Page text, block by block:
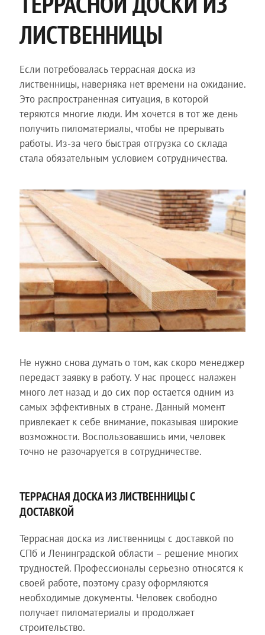
ЛИСТВЕННИЦЫ
Если потребовалась террасная доска из
лиственницы, наверняка нет времени на ожидание.
Это распространенная ситуация, в которой
теряются многие люди. Им хочется в тот же день
получить пиломатериалы, чтобы не прерывать
работы. Из-за чего быстрая отгрузка со склада
стала обязательным условием сотрудничества.
Не нужно снова думать о том, как скоро менеджер
передаст заявку в работу. У нас процесс налажен
много лет назад и до сих пор остается одним из
самых эффективных в стране. Данный момент
привлекает к себе внимание, показывая широкие
возможности. Воспользовавшись ими, человек
точно не разочаруется в сотрудничестве.
ТЕРРАСНАЯ ДОСКА ИЗ ЛИСТВЕННИЦЫ С
ДОСТАВКОЙ
Террасная доска из лиственницы с доставкой по
СПб и Ленинградской области – решение многих
трудностей. Профессионалы серьезно относятся к
своей работе, поэтому сразу оформляются
необходимые документы. Человек свободно
получает пиломатериалы и продолжает
строительство.